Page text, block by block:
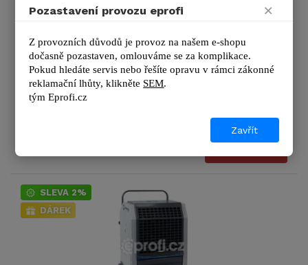
Průtok vzduchu:
450 m3/hod
Odvlhčovací výkon:
51 l/24h
Určeno pro prostor:
150–200 m2
Zobrazit další podrobnosti
DETAIL
SLEVA 2%
DÁREK
Pozastavení provozu eprofi ×
Z provozních důvodů je provoz na našem e-shopu
dočasně pozastaven, omlouváme se za komplikace.
Pokud hledáte servis nebo řešíte opravu v rámci zákonné
reklamační lhůty, klikněte SEM.
tým Eprofi.cz
Zavřít